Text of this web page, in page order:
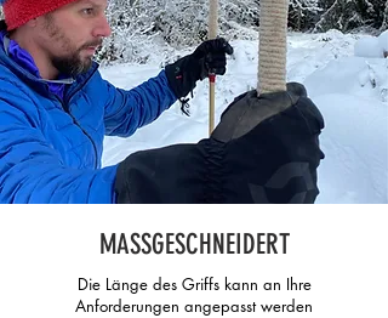
MASSGESCHNEIDERT
Die Länge des Griffs kann an Ihre
Anforderungen angepasst werden